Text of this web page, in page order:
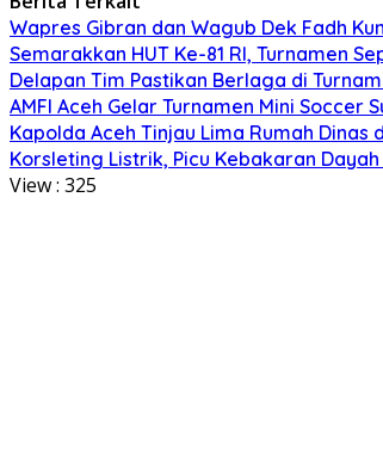
Wapres Gibran dan Wagub Dek Fadh
Semarakkan HUT Ke-81 RI, Turnamen
Delapan Tim Pastikan Berlaga di
AMFI Aceh Gelar Turnamen Mini Soccer
Kapolda Aceh Tinjau Lima Rumah
Korsleting Listrik, Picu Kebakaran
View : 325